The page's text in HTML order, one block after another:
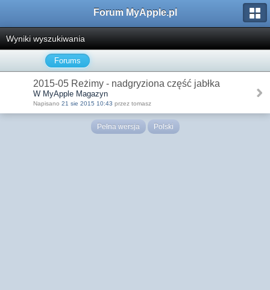
Forum MyApple.pl
Wyniki wyszukiwania
Forums
2015-05 Reżimy - nadgryziona część jabłka
W MyApple Magazyn
Napisano 21 sie 2015 10:43 przez tomasz
Pełna wersja Polski